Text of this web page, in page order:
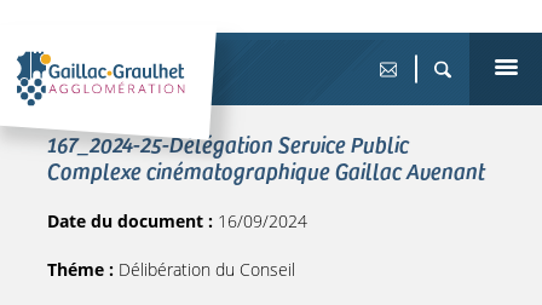
167_2024-25-Délégation Service Public
Complexe cinématographique Gaillac Avenant
Date du document : 16/09/2024
Théme : Délibération du Conseil